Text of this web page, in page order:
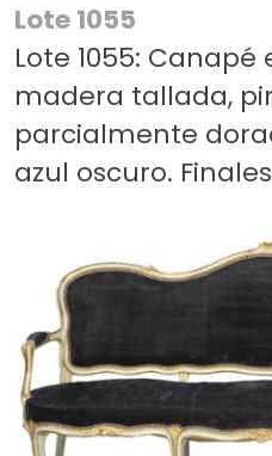
Lote 1055
Lote 1055: Canapé
madera tallada,
parcialmente
azul oscuro. Finales